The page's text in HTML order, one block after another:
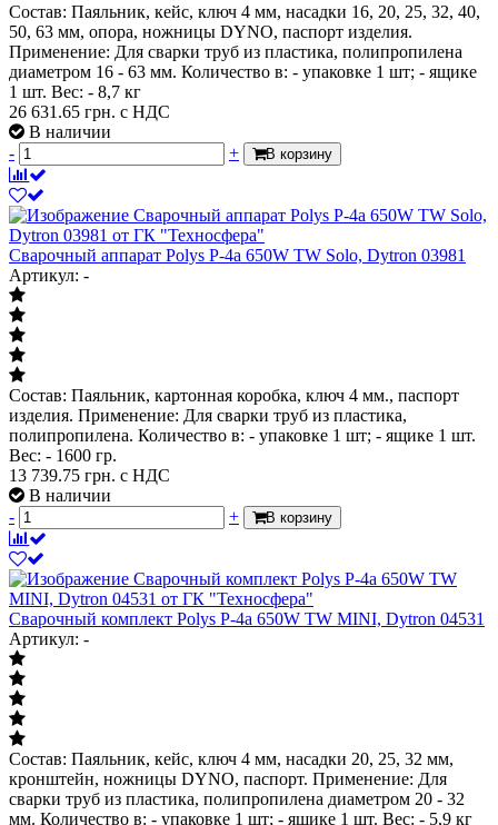
Состав: Паяльник, кейс, ключ 4 мм, насадки 16, 20, 25, 32, 40,
50, 63 мм, опора, ножницы DYNO, паспорт изделия.
Применение: Для сварки труб из пластика, полипропилена
диаметром 16 - 63 мм. Количество в: - упаковке 1 шт; - ящике
1 шт. Вес: - 8,7 кг
26 631.65 грн. с НДС
В наличии
-
+ В корзину
Сварочный аппарат Polys P-4а 650W TW Solo, Dytron 03981
Артикул: -
Состав: Паяльник, картонная коробка, ключ 4 мм., паспорт
изделия. Применение: Для сварки труб из пластика,
полипропилена. Количество в: - упаковке 1 шт; - ящике 1 шт.
Вес: - 1600 гр.
13 739.75 грн. с НДС
В наличии
-
+ В корзину
Сварочный комплект Polys P-4а 650W TW MINI, Dytron 04531
Артикул: -
Состав: Паяльник, кейс, ключ 4 мм, насадки 20, 25, 32 мм,
кронштейн, ножницы DYNO, паспорт. Применение: Для
сварки труб из пластика, полипропилена диаметром 20 - 32
мм. Количество в: - упаковке 1 шт; - ящике 1 шт. Вес: - 5,9 кг